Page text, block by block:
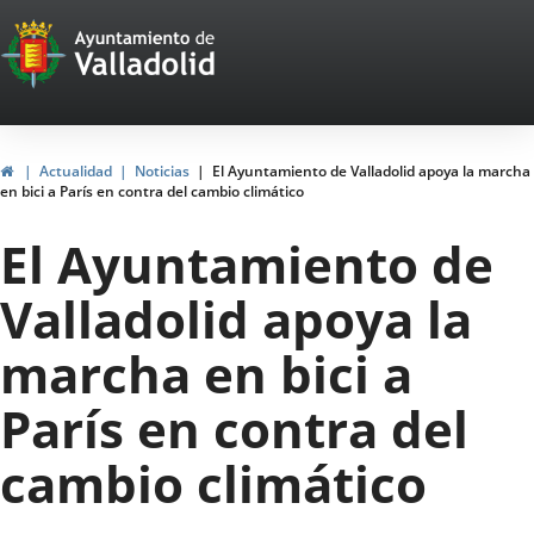
Portal
Web
del
Ayuntamiento
de
Valladolid
InicioActualidad Noticias
El Ayuntamiento de Valladolid apoya la marcha
en bici a París en contra del cambio climático
El Ayuntamiento de
Valladolid apoya la
marcha en bici a
París en contra del
cambio climático